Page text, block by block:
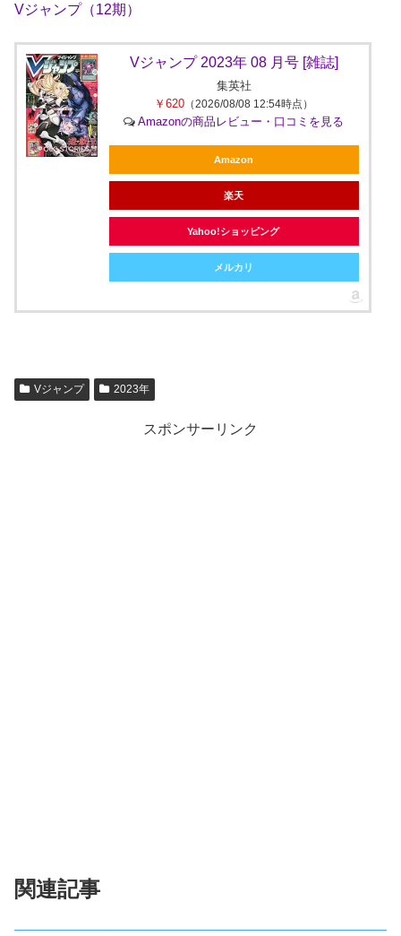
Vジャンプ（12期）
Vジャンプ 2023年 08 月号 [雑誌]
集英社
￥620 （2026/08/08 12:54時点）
Amazonの商品レビュー・口コミを見る
Amazon
楽天
Yahoo!ショッピング
メルカリ
Vジャンプ 2023年
スポンサーリンク
関連記事